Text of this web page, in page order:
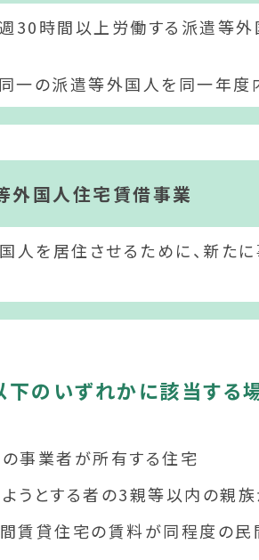
30時間以上労働する派遣等外
同一の派遣等外国人を同一年
外国人住宅賃借事業
人を居住させるために、新た
下のいずれかに該当する
事業者が所有する住宅
うとする者の3親等以内の親
賃貸住宅の賃料が同程度の民